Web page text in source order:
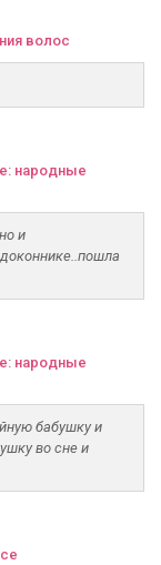
волос
народные
и
народные
бабушку и
во сне и